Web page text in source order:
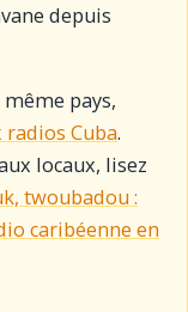
depuis
pays,
radios Cuba.
locaux, lisez
twoubadou :
caribéenne en